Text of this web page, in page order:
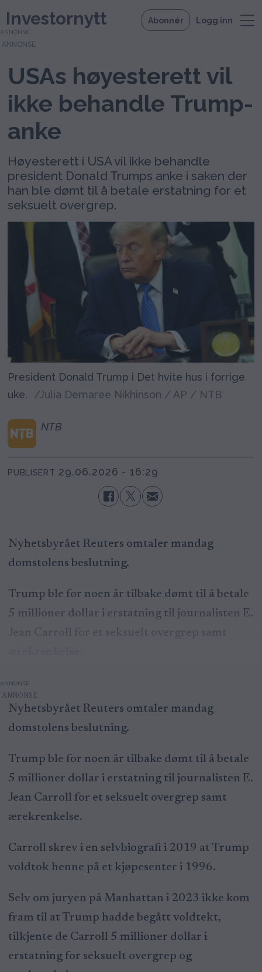
Investornytt Abonnér Logg inn
ANNONSE
USAs høyesterett vil
ikke behandle Trump-
anke
Høyesterett i USA vil ikke behandle
president Donald Trumps anke i saken der
han ble dømt til å betale erstatning for et
seksuelt overgrep.
President Donald Trump i Det hvite hus i forrige
uke.
/Julia Demaree Nikhinson / AP / NTB
NTB
PUBLISERT 29.06.2026 - 16:29
Nyhetsbyrået Reuters omtaler mandag
domstolens beslutning.
Trump ble for noen år tilbake dømt til å betale
5 millioner dollar i erstatning til journalisten E.
Jean Carroll for et seksuelt overgrep samt
ANNONSE
Nyhetsbyrået Reuters omtaler mandag
domstolens beslutning.
Trump ble for noen år tilbake dømt til å betale
5 millioner dollar i erstatning til journalisten E.
Jean Carroll for et seksuelt overgrep samt
ærekrenkelse.
Carroll skrev i en selvbiografi i 2019 at Trump
voldtok henne på et kjøpesenter i 1996.
Selv om juryen på Manhattan i 2023 ikke kom
fram til at Trump hadde begått voldtekt,
tilkjente de Carroll 5 millioner dollar i
erstatning for seksuelt overgrep og